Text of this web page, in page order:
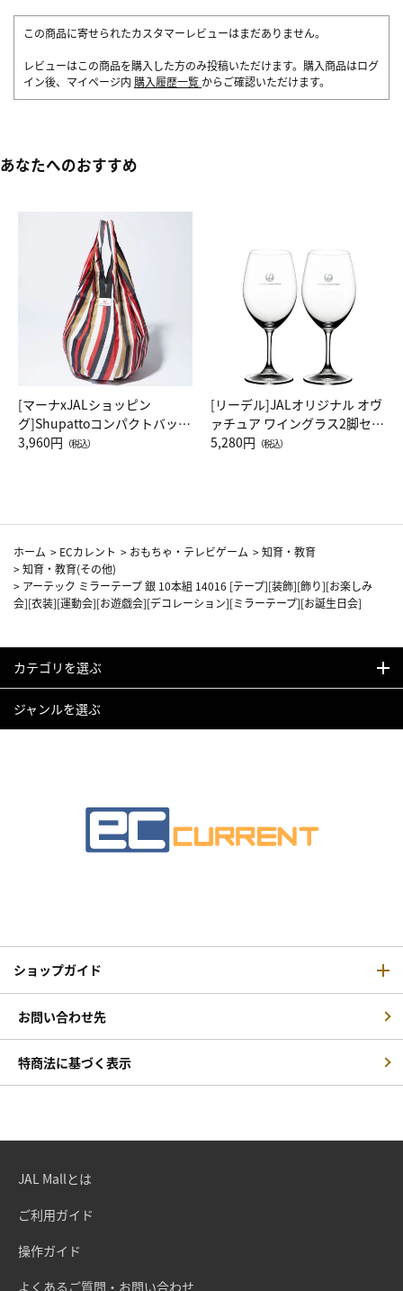
この商品に寄せられたカスタマーレビューはまだありません。
レビューはこの商品を購入した方のみ投稿いただけます。購入商品はログ
イン後、マイページ内 購入履歴一覧 からご確認いただけます。
あなたへのおすすめ
[マーナxJALショッピン
グ]Shupattoコンパクトバッグ
Drop JAL客室乗務員（LC）ス
3,960円 （税込）
[リーデル]JALオリジナル オヴ
ァチュア ワイングラス2脚セッ
ト（レッドワイン）
5,280円 （税込）
ホーム > ECカレント > おもちゃ・テレビゲーム >知育・教育
>知育・教育(その他)
> アーテック ミラーテープ 銀 10本組 14016 [テープ][装飾][飾り][お楽しみ
会][衣装][運動会][お遊戯会][デコレーション][ミラーテープ][お誕生日会]
カテゴリを選ぶ
ジャンルを選ぶ
ショップガイド
お問い合わせ先
特商法に基づく表示
JAL Mallとは
ご利用ガイド
操作ガイド
よくあるご質問・お問い合わせ